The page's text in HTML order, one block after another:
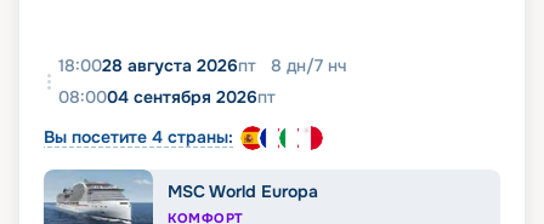
18:0028 августа 2026пт 8 дн/7 нч
08:0004 сентября 2026пт
Вы посетите 4 страны:
MSC World Europa
КОМФОРТ